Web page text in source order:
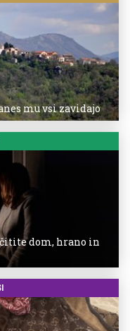
mu vsi zavidajo
dom, hrano in